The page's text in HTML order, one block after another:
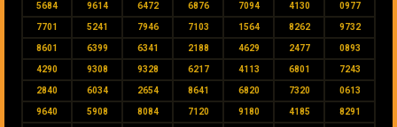
5684 9614 6472 6876 7094 4130 0977
7701 5241 7946 7103 1564 8262 9732
8601 6399 6341 2188 4629 2477 0893
4290 9308 9328 6217 4113 6801 7243
2840 6034 2654 8641 6820 7320 0613
9640 5908 8084 7120 9180 4185 8291